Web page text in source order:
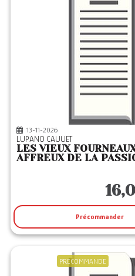
13-11-2026
LUPANO CAUUET
LES VIEUX
AFFREUX DE LA
Précommander
PRECOMMANDE